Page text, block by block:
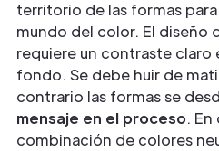
territorio de las formas
mundo del color. El diseño
requiere un contraste claro
fondo. Se debe huir de
contrario las formas se
mensaje en el proceso.
combinación de colores